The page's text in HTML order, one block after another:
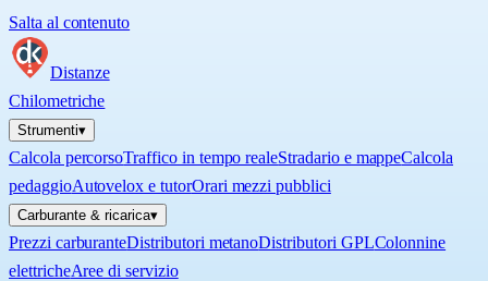
Salta al contenuto
Distanze
Chilometriche
Strumenti▾
Calcola percorsoTraffico in tempo realeStradario e mappeCalcola
pedaggioAutovelox e tutorOrari mezzi pubblici
Carburante & ricarica▾
Prezzi carburanteDistributori metanoDistributori GPLColonnine
elettricheAree di servizio